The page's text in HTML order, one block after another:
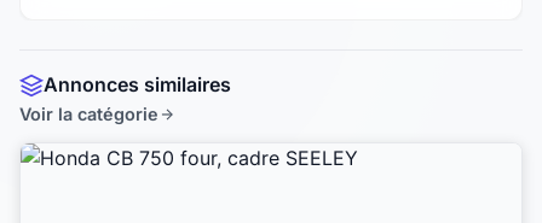
Annonces similaires
Voir la catégorie